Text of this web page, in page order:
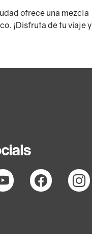
ofrece una mezcla
¡Disfruta de tu viaje y